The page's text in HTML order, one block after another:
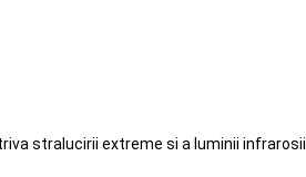
stralucirii extreme si a luminii infrarosii.